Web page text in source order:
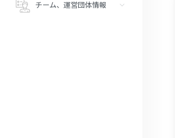
チーム、運営団体情報